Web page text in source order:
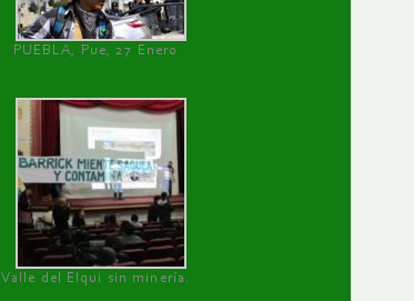
PUEBLA, Pue, 27 Enero
Valle del Elqui sin minería.